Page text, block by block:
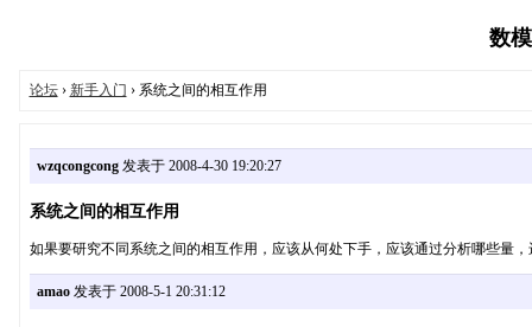
数
论坛› 新手入门 › 系统之间的相互作用
wzqcongcong发表于 2008-4-30 19:20:27
系统之间的相互作用
如果要研究不同系统之间的相互作用，应该从何处下手，应该通过分析哪些量
amao发表于 2008-5-1 20:31:12